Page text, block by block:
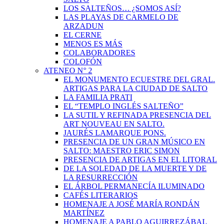
LOS SALTEÑOS… ¿SOMOS ASÍ?
LAS PLAYAS DE CARMELO DE
ARZADUN
EL CERNE
MENOS ES MÁS
COLABORADORES
COLOFÓN
ATENEO N° 2
EL MONUMENTO ECUESTRE DEL GRAL.
ARTIGAS PARA LA CIUDAD DE SALTO
LA FAMILIA PRATI
EL “TEMPLO INGLÉS SALTEÑO”
LA SUTIL Y REFINADA PRESENCIA DEL
ART NOUVEAU EN SALTO.
JAURÉS LAMARQUE PONS.
PRESENCIA DE UN GRAN MÚSICO EN
SALTO: MAESTRO ERIC SIMON
PRESENCIA DE ARTIGAS EN EL LITORAL
DE LA SOLEDAD DE LA MUERTE Y DE
LA RESURRECCIÓN
EL ÁRBOL PERMANECÍA ILUMINADO
CAFÉS LITERARIOS
HOMENAJE A JOSÉ MARÍA RONDÁN
MARTÍNEZ
HOMENAJE A PABLO AGUIRREZÁBAL